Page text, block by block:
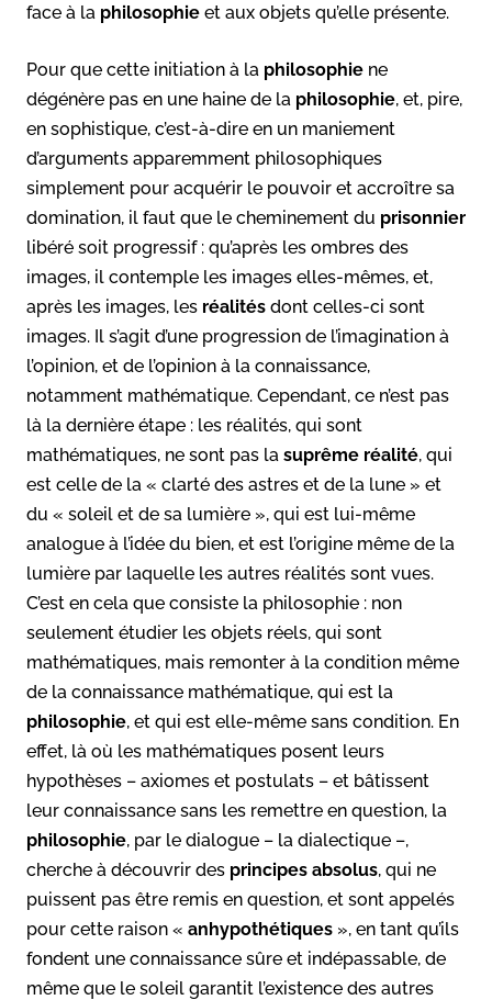
face à la philosophie et aux objets qu’elle présente.
Pour que cette initiation à la philosophie ne
dégénère pas en une haine de la philosophie, et, pire,
en sophistique, c’est-à-dire en un maniement
d’arguments apparemment philosophiques
simplement pour acquérir le pouvoir et accroître sa
domination, il faut que le cheminement du prisonnier
libéré soit progressif : qu’après les ombres des
images, il contemple les images elles-mêmes, et,
après les images, les réalités dont celles-ci sont
images. Il s’agit d’une progression de l’imagination à
l’opinion, et de l’opinion à la connaissance,
notamment mathématique. Cependant, ce n’est pas
là la dernière étape : les réalités, qui sont
mathématiques, ne sont pas la suprême réalité, qui
est celle de la « clarté des astres et de la lune » et
du « soleil et de sa lumière », qui est lui-même
analogue à l’idée du bien, et est l’origine même de la
lumière par laquelle les autres réalités sont vues.
C’est en cela que consiste la philosophie : non
seulement étudier les objets réels, qui sont
mathématiques, mais remonter à la condition même
de la connaissance mathématique, qui est la
philosophie, et qui est elle-même sans condition. En
effet, là où les mathématiques posent leurs
hypothèses – axiomes et postulats – et bâtissent
leur connaissance sans les remettre en question, la
philosophie, par le dialogue – la dialectique –,
cherche à découvrir des principes absolus, qui ne
puissent pas être remis en question, et sont appelés
pour cette raison « anhypothétiques », en tant qu’ils
fondent une connaissance sûre et indépassable, de
même que le soleil garantit l’existence des autres